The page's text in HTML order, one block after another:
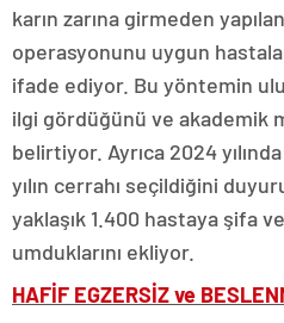
karın zarına girmeden
operasyonunu uygun
ifade ediyor. Bu yöntemin
ilgi gördüğünü ve akademik
belirtiyor. Ayrıca 2024
yılın cerrahı seçildiğini
yaklaşık 1.400 hastaya şifa
umduklarını ekliyor.
HAFİF EGZERSİZ ve